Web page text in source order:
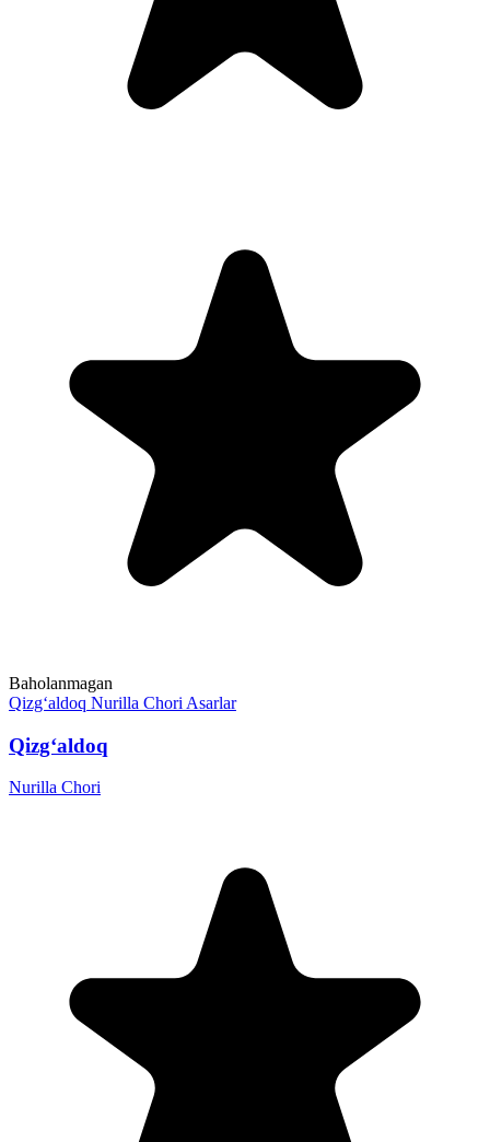
Baholanmagan
Qizg‘aldoq Nurilla Chori Asarlar
Qizg‘aldoq
Nurilla Chori